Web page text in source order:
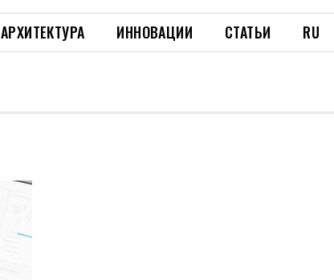
АРХИТЕКТУРА ИННОВАЦИИ СТАТЬИ RU